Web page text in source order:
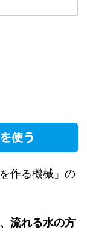
使う
作る機械」の
流れる水の方